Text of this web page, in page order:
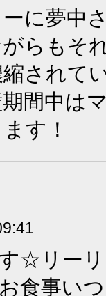
に夢中
らもそ
されて
間中は
す！
☆リー
食事い